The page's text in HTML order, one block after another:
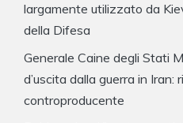
largamente utilizzato da
della Difesa
Generale Caine degli Stati
d’uscita dalla guerra in Iran:
controproducente